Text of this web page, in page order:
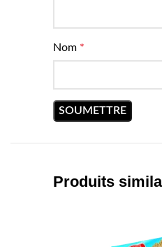
Nom *
Produits